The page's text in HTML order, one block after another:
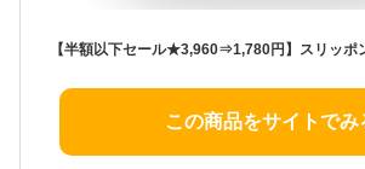
この商品をサイトでみ